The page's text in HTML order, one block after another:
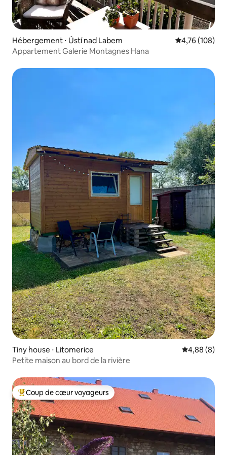
Hébergement ⋅ Ústí nad Labem Évaluation
4,76 (108)
Appartement Galerie Montagnes Hana
Tiny house ⋅ Litomerice Évaluation
4,88 (8)
Petite maison au bord de la rivière
Coups de cœur voyageurs les plus appréciés
Coup de cœur voyageurs